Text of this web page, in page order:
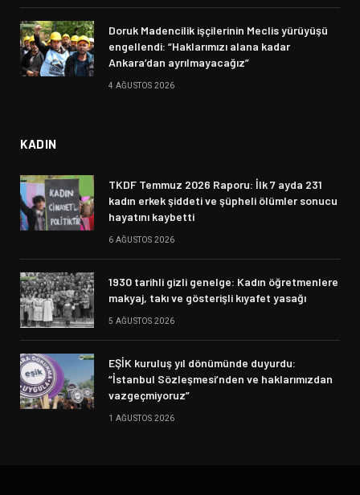
Doruk Madencilik işçilerinin Meclis yürüyüşü
engellendi: “Haklarımızı alana kadar
Ankara’dan ayrılmayacağız”
4 AĞUSTOS 2026
KADIN
TKDF Temmuz 2026 Raporu: İlk 7 ayda 231
kadın erkek şiddeti ve şüpheli ölümler sonucu
hayatını kaybetti
6 AĞUSTOS 2026
1930 tarihli gizli genelge: Kadın öğretmenlere
makyaj, takı ve gösterişli kıyafet yasağı
5 AĞUSTOS 2026
EŞİK kuruluş yıl dönümünde duyurdu:
“İstanbul Sözleşmesi’nden ve haklarımızdan
vazgeçmiyoruz”
1 AĞUSTOS 2026